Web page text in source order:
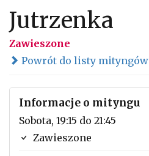
Jutrzenka
Zawieszone
Powrót do listy mityngów
Informacje o mityngu
Sobota, 19:15 do 21:45
Zawieszone